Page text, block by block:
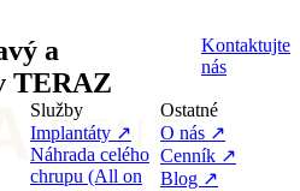
a
TERAZ
Kontaktujte
nás
Služby
Implantáty ↗
Náhrada celého
chrupu (All on
Ostatné
O nás ↗
Cenník ↗
Blog ↗